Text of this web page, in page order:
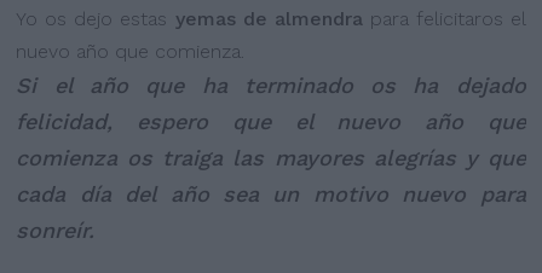
Yo os dejo estas yemas de almendrapara felicitaros el
nuevo año que comienza.
Si el año que ha terminado os ha dejado
felicidad, espero que el nuevo año que
comienza os traiga las mayores alegrías y que
cada día del año sea un motivo nuevo para
sonreír.